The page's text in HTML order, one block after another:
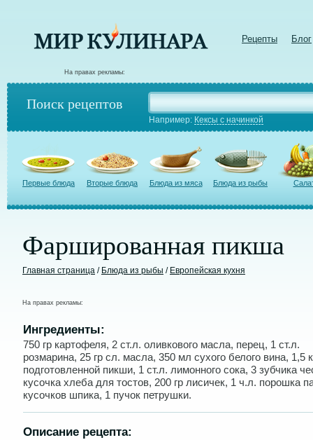
Рецепты Блог
На правах рекламы:
Поиск рецептов
Например: Кексы с начинкой
Первые блюда Вторые блюда Блюда из мяса Блюда из рыбы
Фаршированная пикша
Главная страница / Блюда из рыбы / Европейская кухня
На правах рекламы:
Ингредиенты:
750 гр картофеля, 2 ст.л. оливкового масла, перец, 1 ст.л.
розмарина, 25 гр сл. масла, 350 мл сухого белого вина, 1,5
подготовленной пикши, 1 ст.л. лимонного сока, 3 зубчика
кусочка хлеба для тостов, 200 гр лисичек, 1 ч.л. порошка
кусочков шпика, 1 пучок петрушки.
Описание рецепта: